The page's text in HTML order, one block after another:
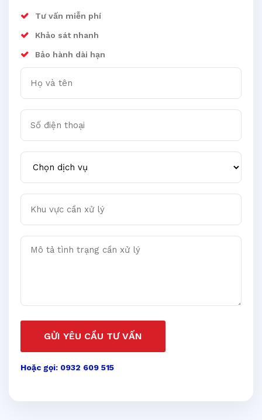
Tư vấn miễn phí
Khảo sát nhanh
Bảo hành dài hạn
Họ và tên
Số điện thoại
Chọn dịch vụ
Khu vực cần xử lý
Mô tả tình trạng cần xử lý
GỬI YÊU CẦU TƯ VẤN
Hoặc gọi: 0932 609 515